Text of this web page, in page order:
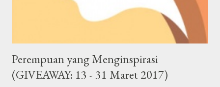
Perempuan yang Menginspirasi
(GIVEAWAY: 13 - 31 Maret 2017)